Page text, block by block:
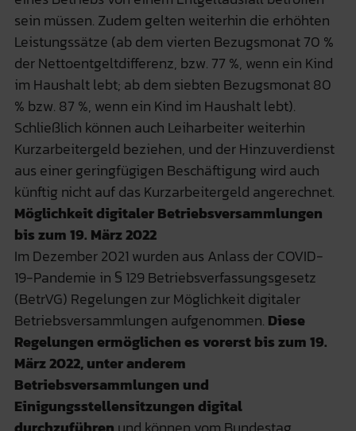
sein müssen. Zudem gelten weiterhin die erhöhten
Leistungssätze (ab dem vierten Bezugsmonat 70 %
der Nettoentgeltdifferenz, bzw. 77 %, wenn ein Kind
im Haushalt lebt; ab dem siebten Bezugsmonat 80
% bzw. 87 %, wenn ein Kind im Haushalt lebt).
Schließlich können auch Leiharbeiter weiterhin
Kurzarbeitergeld beziehen, und der Hinzuverdienst
aus einer geringfügigen Beschäftigung wird auch
künftig nicht auf das Kurzarbeitergeld angerechnet.
Möglichkeit digitaler Betriebsversammlungen
bis zum 19. März 2022
Im Dezember 2021 wurden aus Anlass der COVID-
19-Pandemie in § 129 Betriebsverfassungsgesetz
(BetrVG) Regelungen zur Möglichkeit digitaler
Betriebsversammlungen aufgenommen. Diese
Regelungen ermöglichen es vorerst bis zum 19.
März 2022, unter anderem
Betriebsversammlungen und
Einigungsstellensitzungen digital